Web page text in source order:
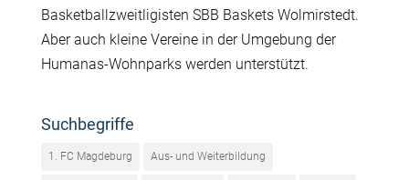
Basketballzweitligisten SBB Baskets Wolmirstedt.
Aber auch kleine Vereine in der Umgebung der
Humanas-Wohnparks werden unterstützt.
Suchbegriffe
1. FC Magdeburg Aus- und Weiterbildung